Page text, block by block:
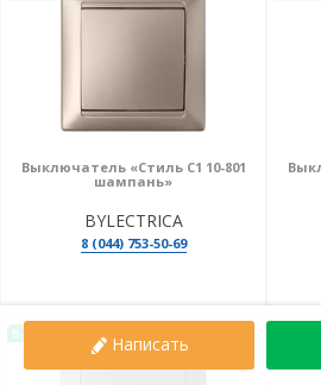
Написать
Выключатель «Стиль С1 10-801
шампань»
BYLECTRICA
8 (044) 753-50-69
в наличии